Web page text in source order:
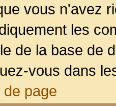
vous n'avez
les
de la base de
vous dans
page